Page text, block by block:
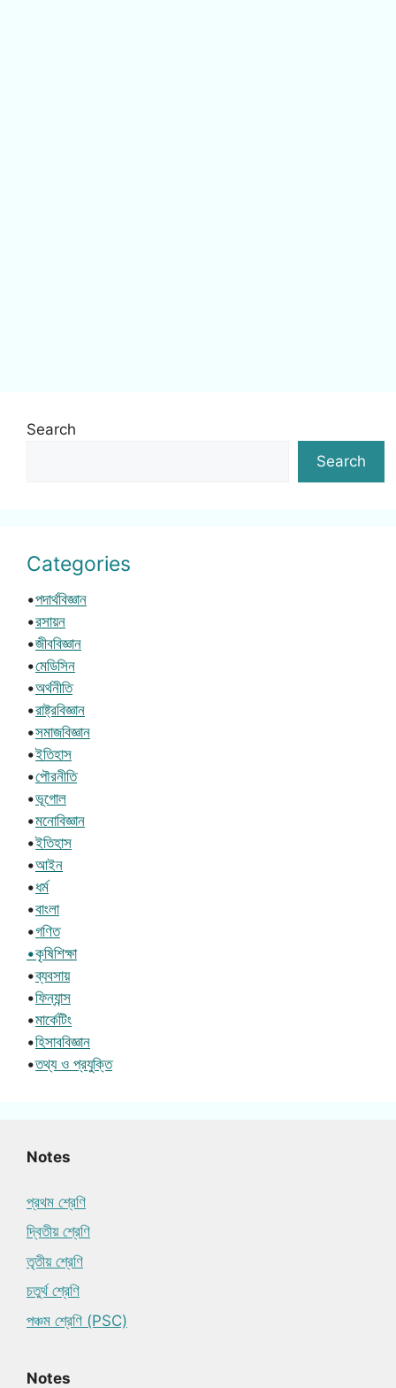
Search
Search
Categories
•পদার্থবিজ্ঞান
•রসায়ন
•জীববিজ্ঞান
•মেডিসিন
•অর্থনীতি
•রাষ্ট্রবিজ্ঞান
•সমাজবিজ্ঞান
•ইতিহাস
•পৌরনীতি
•ভূগোল
•মনোবিজ্ঞান
•ইতিহাস
•আইন
•ধর্ম
•বাংলা
•গণিত
•কৃষিশিক্ষা
•ব্যবসায়
•ফিন্যান্স
•মার্কেটিং
•হিসাববিজ্ঞান
•তথ্য ও প্রযুক্তি
Notes
প্রথম শ্রেণি
দ্বিতীয় শ্রেণি
তৃতীয় শ্রেণি
চতুর্থ শ্রেণি
পঞ্চম শ্রেণি (PSC)
Notes